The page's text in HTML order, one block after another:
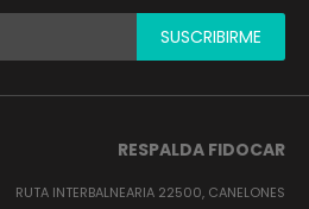
RESPALDA FIDOCAR
RUTA INTERBALNEARIA 22500, CANELONES
SUSCRIBIRME